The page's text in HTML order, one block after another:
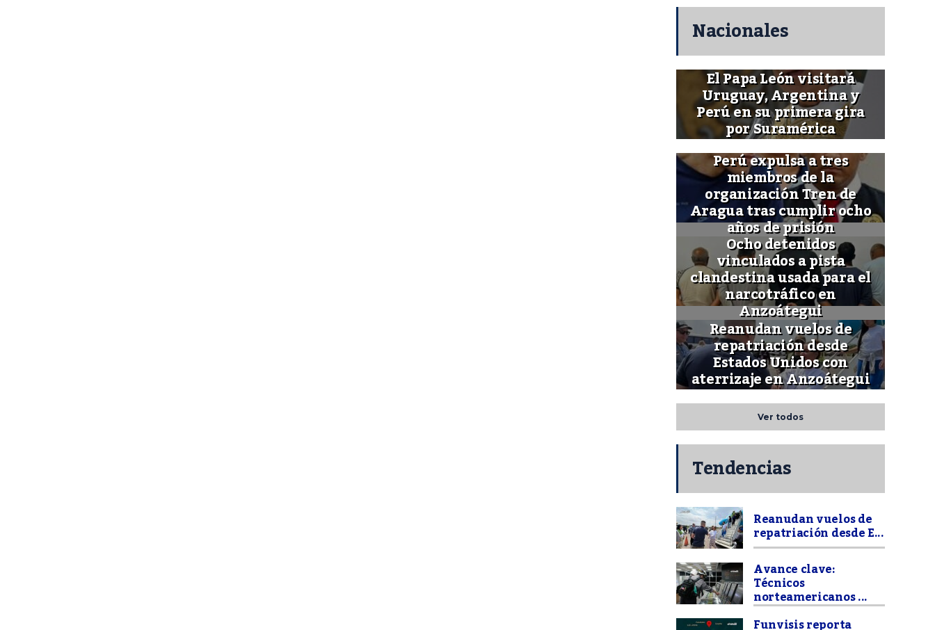
Nacionales
El Papa León visitará
Uruguay, Argentina y
Perú en su primera gira
por Suramérica
Perú expulsa a tres
miembros de la
organización Tren de
Aragua tras cumplir ocho
años de prisión
Ocho detenidos
vinculados a pista
clandestina usada para el
narcotráfico en
Anzoátegui
Reanudan vuelos de
repatriación desde
Estados Unidos con
aterrizaje en Anzoátegui
Ver todos
Tendencias
Reanudan vuelos de
repatriación desde E...
Avance clave:
Técnicos
norteamericanos ...
Funvisis reporta